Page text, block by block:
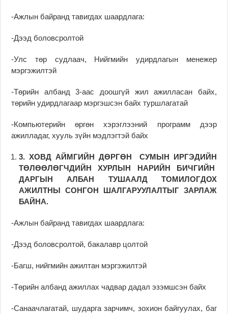
-Ажлын байранд тавигдах шаардлага:
-Дээд боловсролтой
-Улс төр судлаач, Нийгмийн удирдлагын менежер
мэргэжилтэй
-Төрийн албанд 3-аас доошгүй жил ажилласан байх,
төрийн удирдлагаар мэргэшсэн байх туршлагатай
-Компьютерийн өргөн хэрэглээний программ дээр
ажилладаг, хууль зүйн мэдлэгтэй байх
3. ХОВД АЙМГИЙН ДӨРГӨН СУМЫН ИРГЭДИЙН
ТӨЛӨӨЛӨГЧДИЙН ХУРЛЫН НАРИЙН БИЧГИЙН
ДАРГЫН АЛБАН ТУШААЛД ТОМИЛОГДОХ
АЖИЛТНЫ СОНГОН ШАЛГАРУУЛАЛТЫГ ЗАРЛАЖ
БАЙНА.
-Ажлын байранд тавигдах шаардлага:
-Дээд боловсролтой, бакалавр цолтой
-Багш, нийгмийн ажилтан мэргэжилтэй
-Төрийн албанд ажиллах чадвар дадал эзэмшсэн байх
-Санаачлагатай, шударга зарчимч, зохион байгуулах, баг